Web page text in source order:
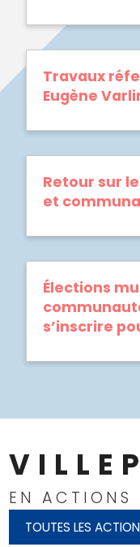
Travaux
Eugène
Retour sur
et
Élections
s’inscrire
EN ACTIONS
TOUTES LES